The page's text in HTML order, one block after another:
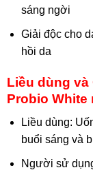
sáng ngời
Giải độc cho
hồi da
Liều dùng và
Probio White
Liều dùng:
buổi sáng và
Người sử